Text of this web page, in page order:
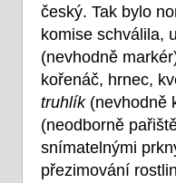
český. Tak bylo
komise schválila,
(nevhodně
kořenáč, hrnec,
truhlík (nevhodně
(neodborně
snímatelnými
přezimování